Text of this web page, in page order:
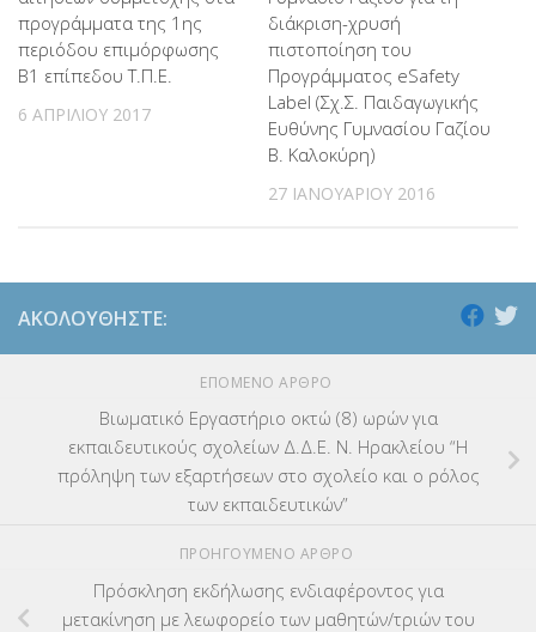
προγράμματα της 1ης
περιόδου επιμόρφωσης
Β1 επίπεδου Τ.Π.Ε.
6 ΑΠΡΙΛΊΟΥ 2017
διάκριση-χρυσή
πιστοποίηση του
Προγράμματος eSafety
Label (Σχ.Σ. Παιδαγωγικής
Ευθύνης Γυμνασίου Γαζίου
Β. Καλοκύρη)
27 ΙΑΝΟΥΑΡΊΟΥ 2016
ΑΚΟΛΟΥΘΉΣΤΕ:
ΕΠΌΜΕΝΟ ΆΡΘΡΟ
Βιωματικό Εργαστήριο οκτώ (8) ωρών για
εκπαιδευτικούς σχολείων Δ.Δ.Ε. Ν. Ηρακλείου “Η
πρόληψη των εξαρτήσεων στο σχολείο και ο ρόλος
των εκπαιδευτικών”
ΠΡΟΗΓΟΎΜΕΝΟ ΆΡΘΡΟ
Πρόσκληση εκδήλωσης ενδιαφέροντος για
μετακίνηση με λεωφορείο των μαθητών/τριών του
ΕΚΠΑΙΔΕΥΤΙΚΑ ΘΕΜΑΤΑ (2.824)
ΕΠΑΛ (366)
ΚΕΣΥΠ (109)
ΚΠγ – ΚΡΑΤΙΚΟ ΠΙΣΤΟΠΟΙΗΤΙΚΟ ΓΛΩΣΣΟΜΑΘΕΙΑΣ
ΚΠπ- ΚΡΑΤΙΚΟ ΠΙΣΤΟΠΟΙΗΤΙΚΟ ΠΛΗΡΟΦΟΡΙΚΗΣ(12)
ΜΕΤΑΘΕΣΕΙΣ-ΤΟΠΟΘΕΤΗΣΕΙΣ ΒΕΛΤΙΩΣΕΙΣ(319)